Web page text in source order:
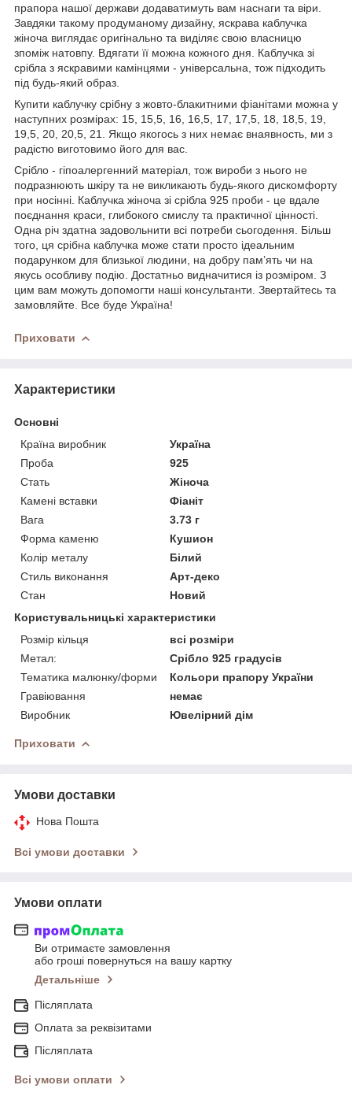
прапора нашої держави додаватимуть вам наснаги та віри.
Завдяки такому продуманому дизайну, яскрава каблучка
жіноча виглядає оригінально та виділяє свою власницю
зпоміж натовпу. Вдягати її можна кожного дня. Каблучка зі
срібла з яскравими камінцями - універсальна, тож підходить
під будь-який образ.
Купити каблучку срібну з жовто-блакитними фіанітами можна у
наступних розмірах: 15, 15,5, 16, 16,5, 17, 17,5, 18, 18,5, 19,
19,5, 20, 20,5, 21. Якщо якогось з них немає внаявность, ми з
радістю виготовимо його для вас.
Срібло - гіпоалергенний матеріал, тож вироби з нього не
подразнюють шкіру та не викликають будь-якого дискомфорту
при носінні. Каблучка жіноча зі срібла 925 проби - це вдале
поєднання краси, глибокого смислу та практичної цінності.
Одна річ здатна задовольнити всі потреби сьогодення. Більш
того, ця срібна каблучка може стати просто ідеальним
подарунком для близької людини, на добру пам’ять чи на
якусь особливу подію. Достатньо видначитися із розміром. З
цим вам можуть допомогти наші консультанти. Звертайтесь та
замовляйте. Все буде Україна!
Приховати
Характеристики
Основні
Країна виробник
Україна
Проба
925
Стать
Жіноча
Камені вставки
Фіаніт
Вага
3.73 г
Форма каменю
Кушион
Колір металу
Білий
Стиль виконання
Арт-деко
Стан
Новий
Користувальницькі характеристики
Розмір кільця
всі розміри
Метал:
Срібло 925 градусів
Тематика малюнку/форми
Кольори прапору України
Гравіювання
немає
Виробник
Ювелірний дім
Приховати
Умови доставки
Нова Пошта
Всі умови доставки
Умови оплати
Ви отримаєте замовлення
або гроші повернуться на вашу картку
Детальніше
Післяплата
Оплата за реквізитами
Післяплата
Всі умови оплати